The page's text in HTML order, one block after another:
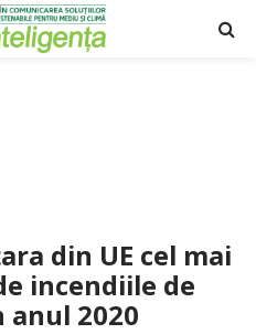
din UE cel mai
incendiile de
anul 2020